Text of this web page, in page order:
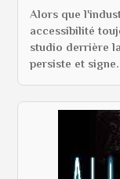
Alors que
accessibilité
studio derrière
persiste et